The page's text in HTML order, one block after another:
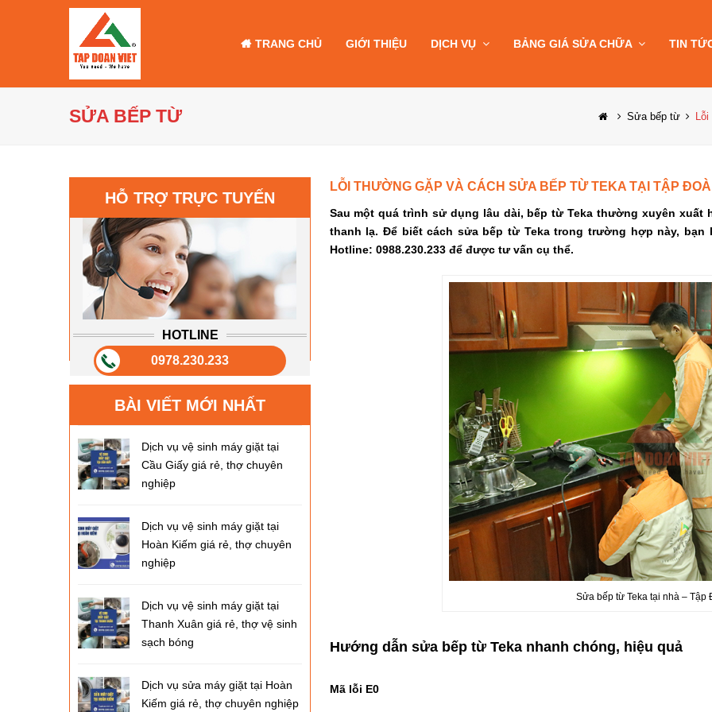
TRANG CHỦ GIỚI THIỆU DỊCH VỤ BẢNG GIÁ SỬA CHỮA TIN
SỬA BẾP TỪ Sửa bếp từ
LỖI THƯỜNG GẶP VÀ CÁCH SỬA BẾP TỪ TEKA TẠI TẬP
Sau một quá trình sử dụng lâu dài, bếp từ Teka thường xuyên xuất
thanh lạ. Để biết cách sửa bếp từ Teka trong trường hợp này,
Hotline: 0988.230.233 để được tư vấn cụ thể.
Sửa bếp từ Teka tại nhà – Tập
Hướng dẫn sửa bếp từ Teka nhanh chóng, hiệu quả
Mã lỗi E0
HỖ TRỢ TRỰC TUYẾN
HOTLINE
0978.230.233
BÀI VIẾT MỚI NHẤT
Dịch vụ vệ sinh máy giặt tại
Cầu Giấy giá rẻ, thợ chuyên
nghiệp
Dịch vụ vệ sinh máy giặt tại
Hoàn Kiếm giá rẻ, thợ chuyên
nghiệp
Dịch vụ vệ sinh máy giặt tại
Thanh Xuân giá rẻ, thợ vệ sinh
sạch bóng
Dịch vụ sửa máy giặt tại Hoàn
Kiếm giá rẻ, thợ chuyên nghiệp